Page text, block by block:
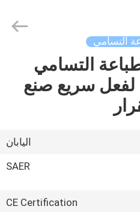
التسامي
التسامي
سريع صنع
اليابان
SAER
CE Certification